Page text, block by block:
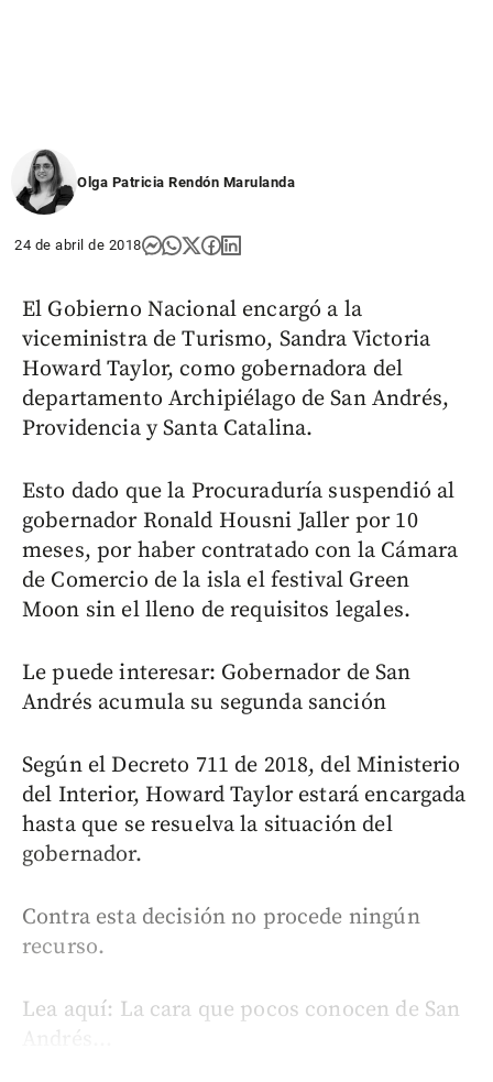
Olga Patricia Rendón Marulanda
24 de abril de 2018
El Gobierno Nacional encargó a la
viceministra de Turismo, Sandra Victoria
Howard Taylor, como gobernadora del
departamento Archipiélago de San Andrés,
Providencia y Santa Catalina.
Esto dado que la Procuraduría suspendió al
gobernador Ronald Housni Jaller por 10
meses, por haber contratado con la Cámara
de Comercio de la isla el festival Green
Moon sin el lleno de requisitos legales.
Le puede interesar: Gobernador de San
Andrés acumula su segunda sanción
Según el Decreto 711 de 2018, del Ministerio
del Interior, Howard Taylor estará encargada
hasta que se resuelva la situación del
gobernador.
Contra esta decisión no procede ningún
recurso.
Lea aquí: La cara que pocos conocen de San
Andrés...